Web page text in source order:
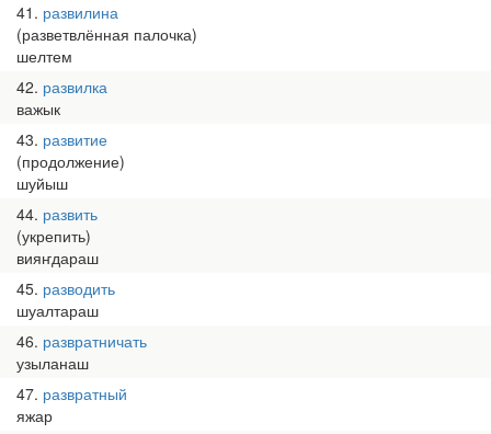
41 развилина
(разветвлённая палочка)
шелтем
42 развилка
важык
43 развитие
(продолжение)
шуйыш
44 развить
(укрепить)
вияҥдараш
45 разводить
шуалтараш
46 развратничать
узыланаш
47 развратный
яжар